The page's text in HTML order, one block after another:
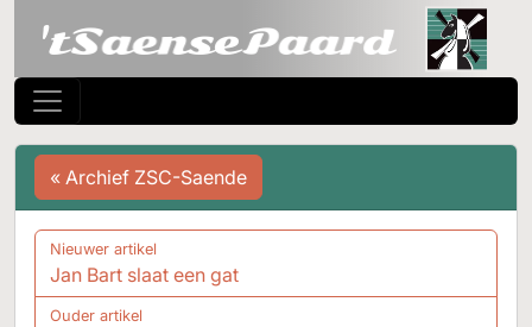
« Archief ZSC-Saende
Nieuwer artikel
Jan Bart slaat een gat
Ouder artikel